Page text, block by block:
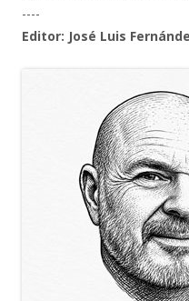
----
Editor: José Luis